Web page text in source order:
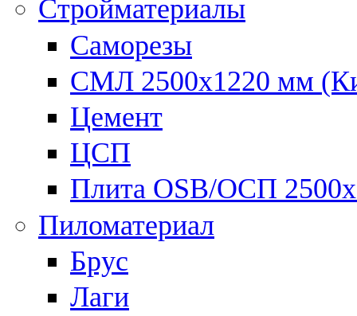
Стройматериалы
Саморезы
СМЛ 2500х1220 мм
Цемент
ЦСП
Плита OSB/ОСП
Пиломатериал
Брус
Лаги